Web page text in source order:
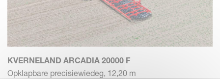
KVERNELAND ARCADIA 20000 F
Opklapbare precisiewiedeg, 12,20 m